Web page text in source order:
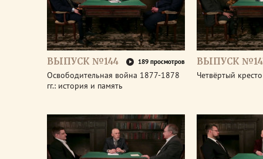
ВЫПУСК №144 189 просмотров
Освободительная война 1877-1878
гг.: история и память
ВЫПУСК
Четвёртый